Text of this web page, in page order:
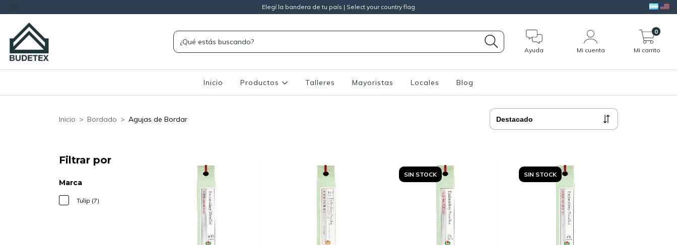
Elegí la bandera de tu país | Select your country flag
Ayuda Mi cuenta Mi carrito
0
Inicio Productos Talleres Mayoristas Locales Blog
Inicio > Bordado > Agujas de Bordar
Filtrar por
Marca
Tulip (7)
SIN STOCK SIN STOCK